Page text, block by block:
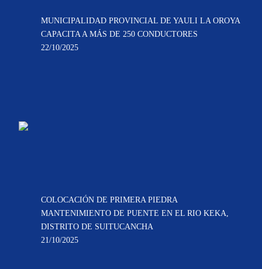
MUNICIPALIDAD PROVINCIAL DE YAULI LA OROYA
CAPACITA A MÁS DE 250 CONDUCTORES
22/10/2025
COLOCACIÓN DE PRIMERA PIEDRA
MANTENIMIENTO DE PUENTE EN EL RIO KEKA,
DISTRITO DE SUITUCANCHA
21/10/2025